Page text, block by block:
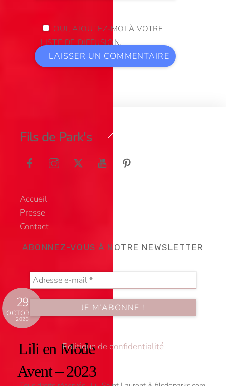
29
OCTOBRE
2023
Lili en Mode
Avent – 2023
OUI, AJOUTEZ-MOI À VOTRE
LISTE DE DIFFUSION.
Back
Top
Fils de Park's
Accueil
Presse
Contact
ABONNEZ-VOUS À NOTRE NEWSLETTER
Politique de confidentialité